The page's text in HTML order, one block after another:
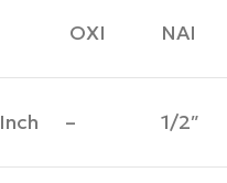
ΟΧΙ ΝΑΙ
Inch – 1/2″